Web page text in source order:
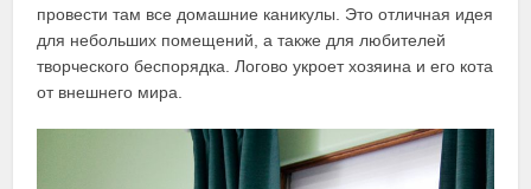
провести там все домашние каникулы. Это отличная идея
для небольших помещений, а также для любителей
творческого беспорядка. Логово укроет хозяина и его кота
от внешнего мира.